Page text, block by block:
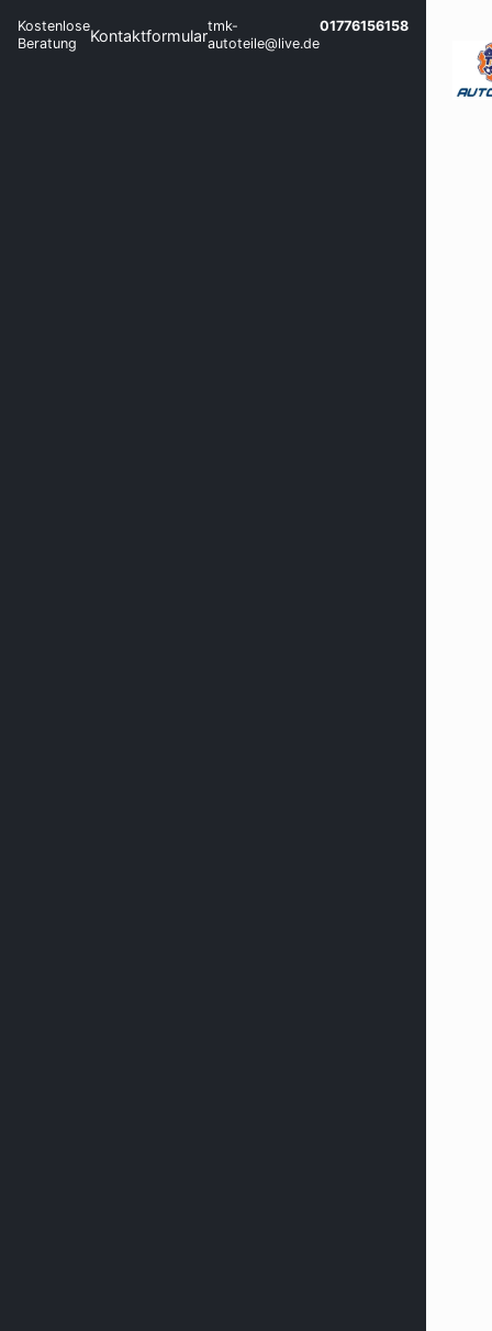
Kostenlose
Beratung
Kontaktformulartmk-
autoteile@live.de
01776156158